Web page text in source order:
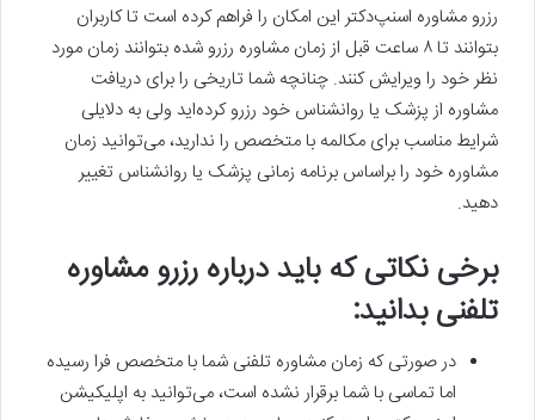
رزرو مشاوره اسنپ‌دکتر این امکان را فراهم کرده است تا کاربران
بتوانند تا ۸ ساعت قبل از زمان مشاوره رزرو شده بتوانند زمان مورد
نظر خود را ویرایش کنند. چنانچه شما تاریخی را برای دریافت
مشاوره از پزشک یا روانشناس خود رزرو کرده‌اید ولی به دلایلی
شرایط مناسب برای مکالمه با متخصص را ندارید، می‌توانید زمان
مشاوره خود را براساس برنامه زمانی پزشک یا روانشناس تغییر
دهید.
برخی نکاتی که باید درباره رزرو مشاوره
تلفنی بدانید:
در صورتی که زمان مشاوره تلفنی شما با متخصص فرا رسیده
اما تماسی با شما برقرار نشده است، می‌توانید به اپلیکیشن